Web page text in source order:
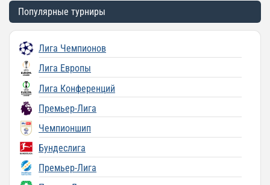
Популярные турниры
Лига Чемпионов
Лига Европы
Лига Конференций
Премьер-Лига
Чемпионшип
Бундеслига
Премьер-Лига